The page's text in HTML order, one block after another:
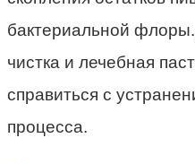
бактериальной
чистка и лечебная
справиться с
процесса.